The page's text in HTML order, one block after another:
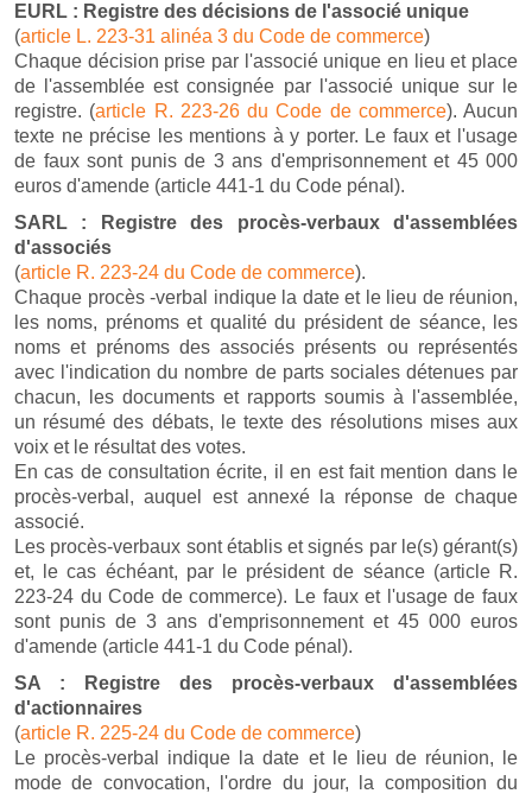
EURL : Registre des décisions de l'associé unique
(article L. 223-31 alinéa 3 du Code de commerce)
Chaque décision prise par l'associé unique en lieu et place
de l'assemblée est consignée par l'associé unique sur le
registre. (article R. 223-26 du Code de commerce). Aucun
texte ne précise les mentions à y porter. Le faux et l'usage
de faux sont punis de 3 ans d'emprisonnement et 45 000
euros d'amende (article 441-1 du Code pénal).
SARL : Registre des procès-verbaux d'assemblées
d'associés
(article R. 223-24 du Code de commerce).
Chaque procès -verbal indique la date et le lieu de réunion,
les noms, prénoms et qualité du président de séance, les
noms et prénoms des associés présents ou représentés
avec l'indication du nombre de parts sociales détenues par
chacun, les documents et rapports soumis à l'assemblée,
un résumé des débats, le texte des résolutions mises aux
voix et le résultat des votes.
En cas de consultation écrite, il en est fait mention dans le
procès-verbal, auquel est annexé la réponse de chaque
associé.
Les procès-verbaux sont établis et signés par le(s) gérant(s)
et, le cas échéant, par le président de séance (article R.
223-24 du Code de commerce). Le faux et l'usage de faux
sont punis de 3 ans d'emprisonnement et 45 000 euros
d'amende (article 441-1 du Code pénal).
SA : Registre des procès-verbaux d'assemblées
d'actionnaires
(article R. 225-24 du Code de commerce)
Le procès-verbal indique la date et le lieu de réunion, le
mode de convocation, l'ordre du jour, la composition du